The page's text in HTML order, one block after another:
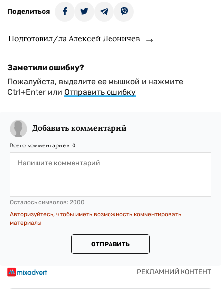
Поделиться
Подготовил/ла Алексей Леоничев
Заметили ошибку?
Пожалуйста, выделите ее мышкой и нажмите
Ctrl+Enter или Отправить ошибку
Добавить комментарий
Всего комментариев: 0
Осталось символов: 2000
Авторизуйтесь, чтобы иметь возможность комментировать
материалы
ОТПРАВИТЬ